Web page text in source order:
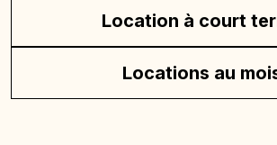
Location à court
Locations au